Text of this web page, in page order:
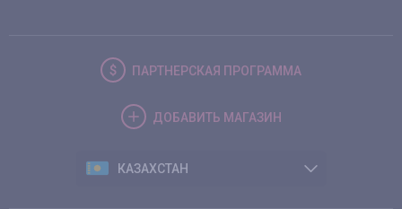
ПАРТНЕРСКАЯ ПРОГРАММА
ДОБАВИТЬ МАГАЗИН
КАЗАХСТАН